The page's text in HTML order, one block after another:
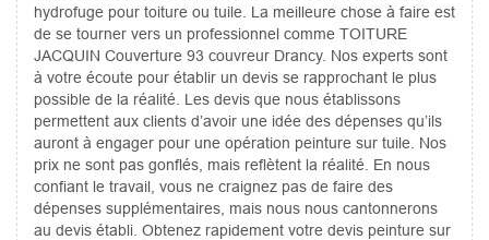
hydrofuge pour toiture ou tuile. La meilleure chose à faire est
de se tourner vers un professionnel comme TOITURE
JACQUIN Couverture 93 couvreur Drancy. Nos experts sont
à votre écoute pour établir un devis se rapprochant le plus
possible de la réalité. Les devis que nous établissons
permettent aux clients d’avoir une idée des dépenses qu’ils
auront à engager pour une opération peinture sur tuile. Nos
prix ne sont pas gonflés, mais reflètent la réalité. En nous
confiant le travail, vous ne craignez pas de faire des
dépenses supplémentaires, mais nous nous cantonnerons
au devis établi. Obtenez rapidement votre devis peinture sur